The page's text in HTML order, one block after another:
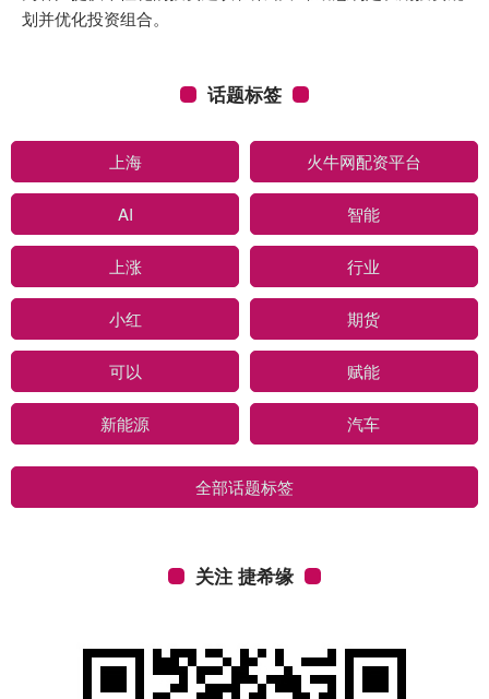
划并优化投资组合。
话题标签
上海 火牛网配资平台
AI 智能
上涨 行业
小红 期货
可以 赋能
新能源 汽车
全部话题标签
关注 捷希缘